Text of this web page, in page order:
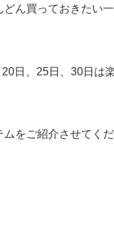
ん買っておきたい一
日、25日、30日は
ムをご紹介させてく